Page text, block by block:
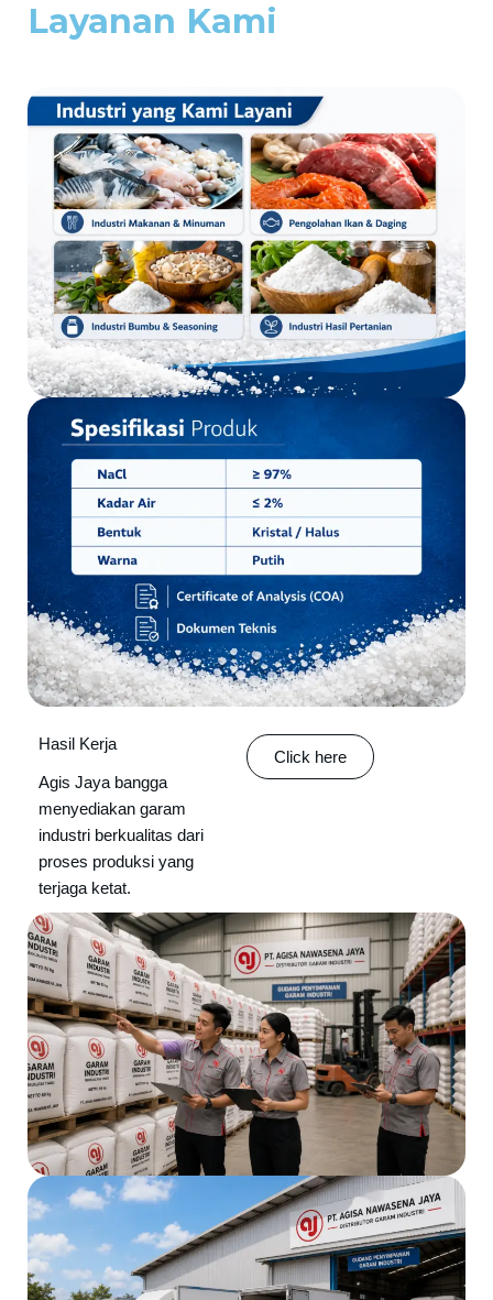
Layanan Kami
Hasil Kerja
Agis Jaya bangga
menyediakan garam
industri berkualitas dari
proses produksi yang
terjaga ketat.
Click here